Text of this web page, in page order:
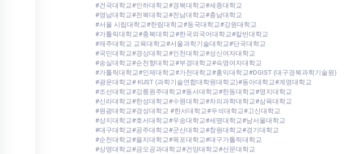
#건국대학교#인하대학교#경북대학교#세종대학교
#영남대학교#전북대학교#전남대학교#충남대학교
#서울 시립대학교#한림대학교#동국대학교#강원대학교
#가톨릭대학교#충북대학교#한국외국어대학교#칼빈대학교
#제주대학교 교육대학교#서울과학기술대학교#단국대학교
#국민대학교#경상대학교#인천대학교#성신여자대학교
#숭실대학교#순천향대학교#부경대학교#숙명여자대학교
#가톨릭대학교#인제대학교#가천대학교#홍익대학교#DGIST (대구경북과학기술원)
#광운대학교# KUST (과학기술연합대학원대학교)#동아대학교#계명대학교
#조선대학교#강릉원주대학교#동서대학교#한동대학교#명지대학교
#신라대학교#한성대학교#수원대학교#차의과학대학교#삼육대학교
#원광대학교#경성대학교 #한서대학교#우석대학교#고신대학교
#상지대학교#호서대학교#우송대학교#세명대학교#남서울대학교
#대구대학교#공주대학교#군산대학교#창원대학교#경기대학교
#순천대학교#을지대학교#목포대학교#대구가톨릭대학교
#상명대학교#금오공과대학교#건양대학교#선문대학교